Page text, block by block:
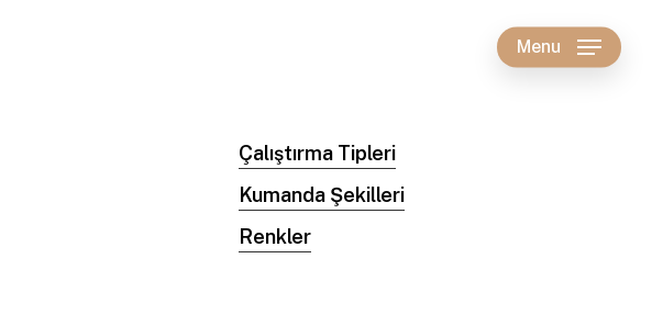
Menu
Çalıştırma Tipleri
Kumanda Şekilleri
Renkler